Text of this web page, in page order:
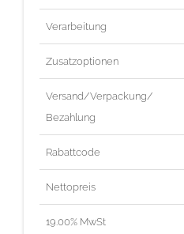
Verarbeitung
Zusatzoptionen
Versand/Verpackung/
Bezahlung
Rabattcode
Nettopreis
19.00% MwSt